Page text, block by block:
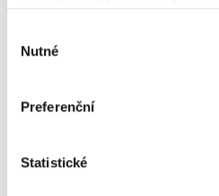
souhlasu
Nutné
Preferenční
Statistické